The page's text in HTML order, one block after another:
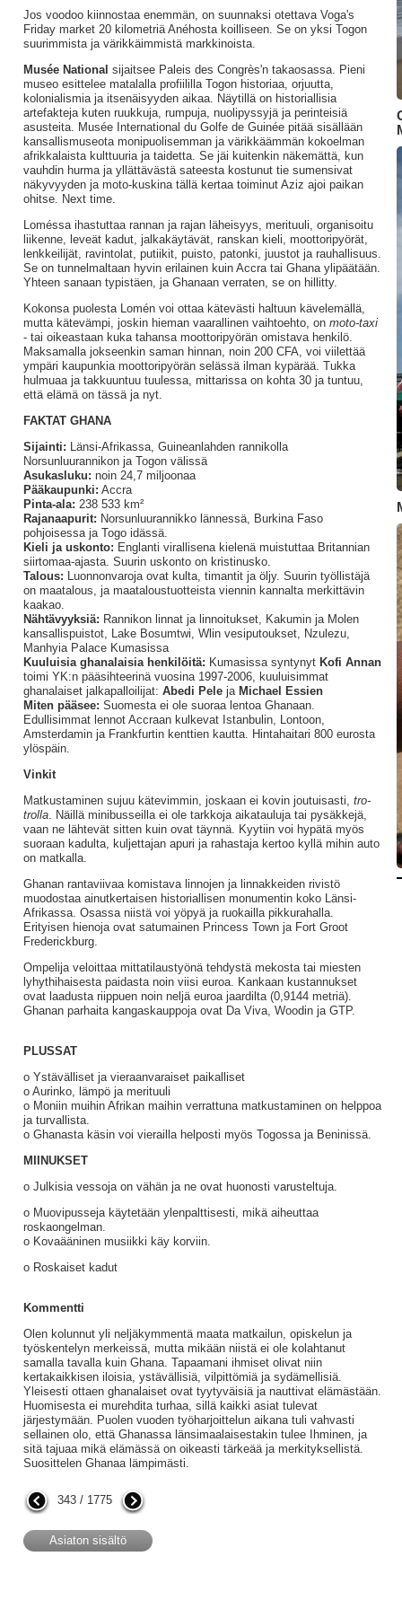
Jos voodoo kiinnostaa enemmän, on suunnaksi otettava Voga's
Friday market 20 kilometriä Anéhosta koilliseen. Se on yksi Togon
suurimmista ja värikkäimmistä markkinoista.
Musée National sijaitsee Paleis des Congrès'n takaosassa. Pieni
museo esittelee matalalla profiililla Togon historiaa, orjuutta,
kolonialismia ja itsenäisyyden aikaa. Näytillä on historiallisia
artefakteja kuten ruukkuja, rumpuja, nuolipyssyjä ja perinteisiä
asusteita. Musée International du Golfe de Guinée pitää sisällään
kansallismuseota monipuolisemman ja värikkäämmän kokoelman
afrikkalaista kulttuuria ja taidetta. Se jäi kuitenkin näkemättä, kun
vauhdin hurma ja yllättävästä sateesta kostunut tie sumensivat
näkyvyyden ja moto-kuskina tällä kertaa toiminut Aziz ajoi paikan
ohitse. Next time.
Loméssa ihastuttaa rannan ja rajan läheisyys, merituuli, organisoitu
liikenne, leveät kadut, jalkakäytävät, ranskan kieli, moottoripyörät,
lenkkeilijät, ravintolat, putiikit, puisto, patonki, juustot ja rauhallisuus.
Se on tunnelmaltaan hyvin erilainen kuin Accra tai Ghana ylipäätään.
Yhteen sanaan typistäen, ja Ghanaan verraten, se on hillitty.
Kokonsa puolesta Lomén voi ottaa kätevästi haltuun kävelemällä,
mutta kätevämpi, joskin hieman vaarallinen vaihtoehto, on moto-taxi
- tai oikeastaan kuka tahansa moottoripyörän omistava henkilö.
Maksamalla jokseenkin saman hinnan, noin 200 CFA, voi viilettää
ympäri kaupunkia moottoripyörän selässä ilman kypärää. Tukka
hulmuaa ja takkuuntuu tuulessa, mittarissa on kohta 30 ja tuntuu,
että elämä on tässä ja nyt.
FAKTAT GHANA
Sijainti: Länsi-Afrikassa, Guineanlahden rannikolla
Norsunluurannikon ja Togon välissä
Asukasluku: noin 24,7 miljoonaa
Pääkaupunki: Accra
Pinta-ala: 238 533 km²
Rajanaapurit: Norsunluurannikko lännessä, Burkina Faso
pohjoisessa ja Togo idässä.
Kieli ja uskonto: Englanti virallisena kielenä muistuttaa Britannian
siirtomaa-ajasta. Suurin uskonto on kristinusko.
Talous: Luonnonvaroja ovat kulta, timantit ja öljy. Suurin työllistäjä
on maatalous, ja maataloustuotteista viennin kannalta merkittävin
kaakao.
Nähtävyyksiä: Rannikon linnat ja linnoitukset, Kakumin ja Molen
kansallispuistot, Lake Bosumtwi, Wlin vesiputoukset, Nzulezu,
Manhyia Palace Kumasissa
Kuuluisia ghanalaisia henkilöitä: Kumasissa syntynyt Kofi Annan
toimi YK:n pääsihteerinä vuosina 1997-2006, kuuluisimmat
ghanalaiset jalkapalloilijat: Abedi Peleja Michael Essien
Miten pääsee: Suomesta ei ole suoraa lentoa Ghanaan.
Edullisimmat lennot Accraan kulkevat Istanbulin, Lontoon,
Amsterdamin ja Frankfurtin kenttien kautta. Hintahaitari 800 eurosta
ylöspäin.
Vinkit
Matkustaminen sujuu kätevimmin, joskaan ei kovin joutuisasti, tro-
trolla. Näillä minibusseilla ei ole tarkkoja aikatauluja tai pysäkkejä,
vaan ne lähtevät sitten kuin ovat täynnä. Kyytiin voi hypätä myös
suoraan kadulta, kuljettajan apuri ja rahastaja kertoo kyllä mihin auto
on matkalla.
Ghanan rantaviivaa komistava linnojen ja linnakkeiden rivistö
muodostaa ainutkertaisen historiallisen monumentin koko Länsi-
Afrikassa. Osassa niistä voi yöpyä ja ruokailla pikkurahalla.
Erityisen hienoja ovat satumainen Princess Town ja Fort Groot
Frederickburg.
Ompelija veloittaa mittatilaustyönä tehdystä mekosta tai miesten
lyhythihaisesta paidasta noin viisi euroa. Kankaan kustannukset
ovat laadusta riippuen noin neljä euroa jaardilta (0,9144 metriä).
Ghanan parhaita kangaskauppoja ovat Da Viva, Woodin ja GTP.
PLUSSAT
o Ystävälliset ja vieraanvaraiset paikalliset
o Aurinko, lämpö ja merituuli
o Moniin muihin Afrikan maihin verrattuna matkustaminen on helppoa
ja turvallista.
o Ghanasta käsin voi vierailla helposti myös Togossa ja Beninissä.
MIINUKSET
o Julkisia vessoja on vähän ja ne ovat huonosti varusteltuja.
o Muovipusseja käytetään ylenpalttisesti, mikä aiheuttaa
roskaongelman.
o Kovaääninen musiikki käy korviin.
o Roskaiset kadut
Kommentti
Olen kolunnut yli neljäkymmentä maata matkailun, opiskelun ja
työskentelyn merkeissä, mutta mikään niistä ei ole kolahtanut
samalla tavalla kuin Ghana. Tapaamani ihmiset olivat niin
kertakaikkisen iloisia, ystävällisiä, vilpittömiä ja sydämellisiä.
Yleisesti ottaen ghanalaiset ovat tyytyväisiä ja nauttivat elämästään.
Huomisesta ei murehdita turhaa, sillä kaikki asiat tulevat
järjestymään. Puolen vuoden työharjoittelun aikana tuli vahvasti
sellainen olo, että Ghanassa länsimaalaisestakin tulee Ihminen, ja
sitä tajuaa mikä elämässä on oikeasti tärkeää ja merkityksellistä.
Suosittelen Ghanaa lämpimästi.
343 / 1775
Asiaton sisältö